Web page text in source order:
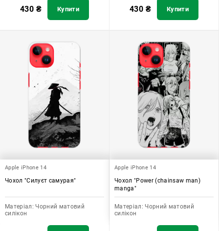
430 ₴ Купити 430 ₴ Купити
Apple iPhone 14
Чохол "Силуєт самурая"
Матеріал: Чорний матовий
силікон
Apple iPhone 14
Чохол "Power (chainsaw man)
manga"
Матеріал: Чорний матовий
силікон